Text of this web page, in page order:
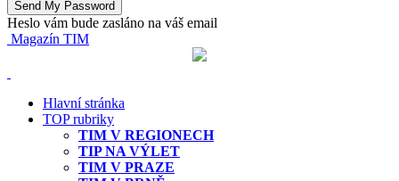
Heslo vám bude zasláno na váš email
Magazín TIM
Hlavní stránka
TOP rubriky
TIM V REGIONECH
TIP NA VÝLET
TIM V PRAZE